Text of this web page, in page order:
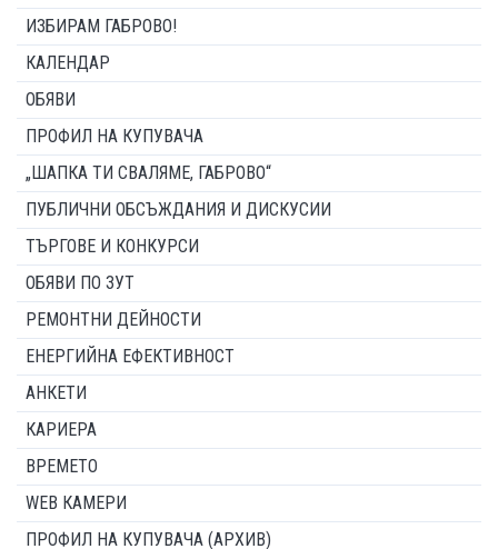
ИЗБИРАМ ГАБРОВО!
КАЛЕНДАР
ОБЯВИ
ПРОФИЛ НА КУПУВАЧА
„ШАПКА ТИ СВАЛЯМЕ, ГАБРОВО“
ПУБЛИЧНИ ОБСЪЖДАНИЯ И ДИСКУСИИ
ТЪРГОВЕ И КОНКУРСИ
ОБЯВИ ПО ЗУТ
РЕМОНТНИ ДЕЙНОСТИ
ЕНЕРГИЙНА ЕФЕКТИВНОСТ
АНКЕТИ
КАРИЕРА
ВРЕМЕТО
WEB КАМЕРИ
ПРОФИЛ НА КУПУВАЧА (АРХИВ)